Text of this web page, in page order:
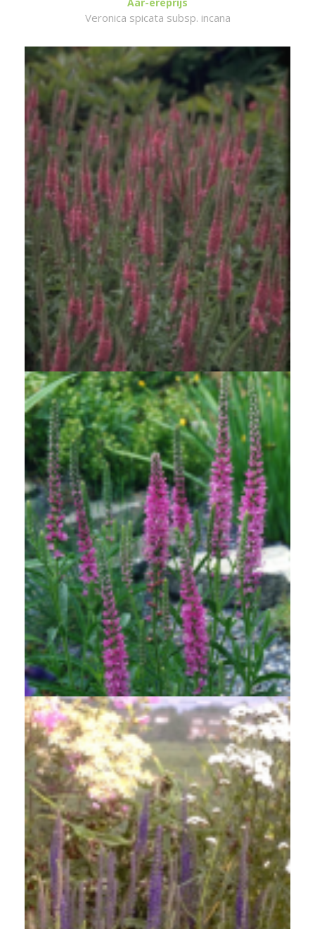
Veronica spicata subsp. incana
Aar-ereprijs
Veronica spicata 'Rotfuchs'
Aar-ereprijs
Veronica spicata rosea